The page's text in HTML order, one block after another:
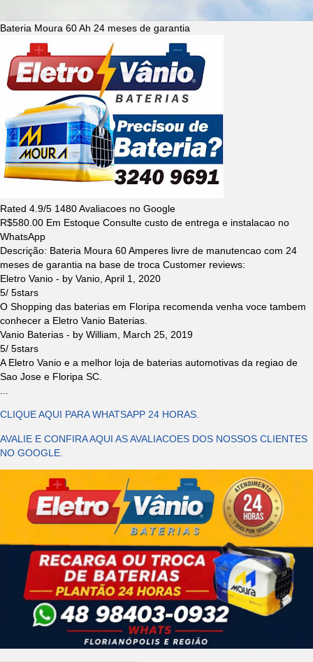
Bateria Moura 60 Ah 24 meses de garantia
Rated 4.9/5 1480Avaliacoes no Google
R$580.00 Em Estoque Consulte custo de entrega e instalacao no
WhatsApp
Descrição: Bateria Moura 60 Amperes livre de manutencao com 24
meses de garantia na base de troca Customer reviews:
Eletro Vanio - by Vanio April 1, 2020
5/ 5stars
O Shopping das baterias em Floripa recomenda venha voce tambem
conhecer a Eletro Vanio Baterias.
Vanio Baterias - by William
March 25, 2019
5/ 5stars
A Eletro Vanio e a melhor loja de baterias automotivas da regiao de
Sao Jose e Floripa SC.
CLIQUE AQUI PARA WHATSAPP 24 HORAS.
AVALIE E CONFIRA AQUI AS AVALIACOES DOS NOSSOS CLIENTES
NO GOOGLE.